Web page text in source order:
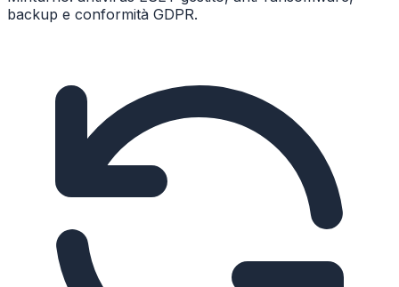
backup e conformità GDPR.